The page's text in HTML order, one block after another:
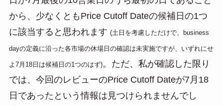
から、少なくともPrice Cutoff Dateの候補日の1つ
に該当すると思われます (土日を考慮しただけで、business
dayの定義に沿った各市場の休場日の確認は未実施ですが、いずれにせ
よ7月18日は候補日の1つのはず)。ただ、私が確認した限り
では、今回のレビューのPrice Cutoff Dateが7月18
日であったという情報は見つけられませんでし